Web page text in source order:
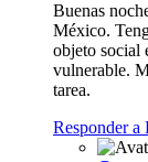
Buenas
México.
objeto social
vulnerable.
tarea.
Responder a